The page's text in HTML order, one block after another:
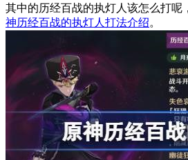
其中的历经百战的执灯人该怎么打呢
神历经百战的执灯人打法介绍。